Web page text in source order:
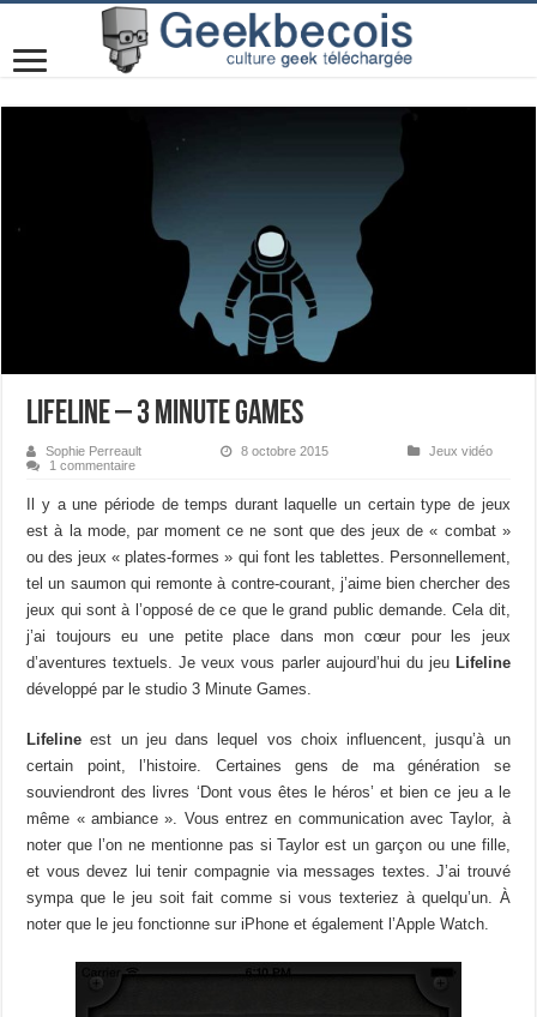
Lifeline – 3 minute games
Sophie Perreault 8 octobre 2015
Jeux vidéo
1 commentaire
Il y a une période de temps durant laquelle un certain type de jeux
est à la mode, par moment ce ne sont que des jeux de « combat »
ou des jeux « plates-formes » qui font les tablettes. Personnellement,
tel un saumon qui remonte à contre-courant, j’aime bien chercher des
jeux qui sont à l’opposé de ce que le grand public demande. Cela dit,
j’ai toujours eu une petite place dans mon cœur pour les jeux
d’aventures textuels. Je veux vous parler aujourd’hui du jeu Lifeline
développé par le studio 3 Minute Games.
Lifeline est un jeu dans lequel vos choix influencent, jusqu’à un
certain point, l’histoire. Certaines gens de ma génération se
souviendront des livres ‘Dont vous êtes le héros’ et bien ce jeu a le
même « ambiance ». Vous entrez en communication avec Taylor, à
noter que l’on ne mentionne pas si Taylor est un garçon ou une fille,
et vous devez lui tenir compagnie via messages textes. J’ai trouvé
sympa que le jeu soit fait comme si vous texteriez à quelqu’un. À
noter que le jeu fonctionne sur iPhone et également l’Apple Watch.